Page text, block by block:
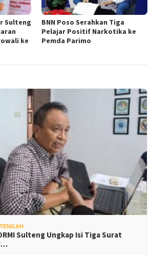
Sulteng
ke
BNN Poso Serahkan Tiga
Pelajar Positif Narkotika ke
Pemda Parimo
Sulteng Ungkap Isi Tiga Surat